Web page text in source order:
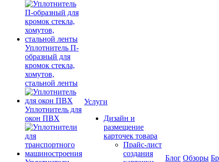
Уплотнитель П-
образный для
кромок стекла,
хомутов,
стальной ленты
Уплотнитель для
окон ПВХ
Услуги
Дизайн и
размещение
карточек товара
Прайс-лист
создания
Блог Обзоры